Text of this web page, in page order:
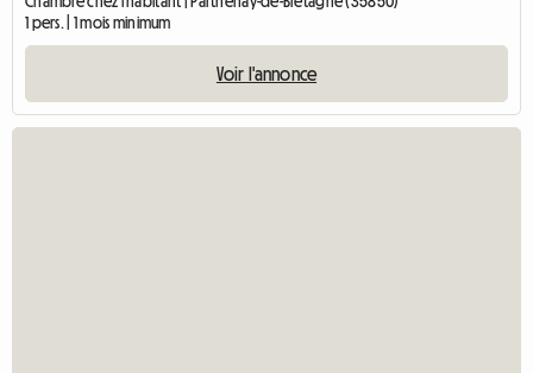
1 pers. | 1 mois minimum
Voir l'annonce